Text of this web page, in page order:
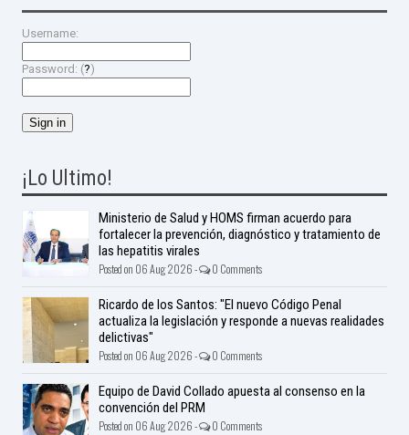
Username:
Password: (?)
¡Lo Ultimo!
Ministerio de Salud y HOMS firman acuerdo para
fortalecer la prevención, diagnóstico y tratamiento de
las hepatitis virales
Posted on 06 Aug 2026 - 0 Comments
Ricardo de los Santos: "El nuevo Código Penal
actualiza la legislación y responde a nuevas realidades
delictivas"
Posted on 06 Aug 2026 - 0 Comments
Equipo de David Collado apuesta al consenso en la
convención del PRM
Posted on 06 Aug 2026 - 0 Comments